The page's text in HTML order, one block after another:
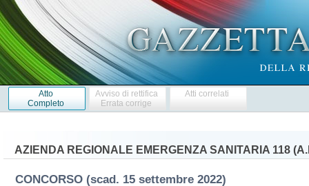
Atto
Completo
Avviso di rettifica
Errata corrige
Atti correlati
AZIENDA REGIONALE EMERGENZA SANITARIA 118
CONCORSO (scad. 15 settembre 2022)